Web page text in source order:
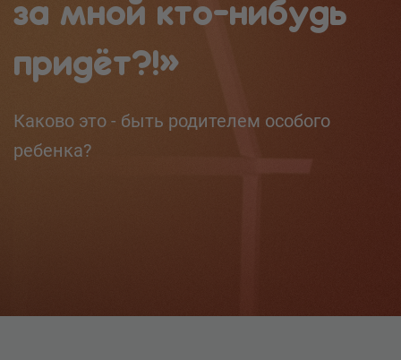
за мной кто-нибудь
придёт?!»
Каково это - быть родителем особого
ребенка?